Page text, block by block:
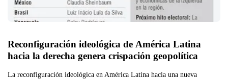
Reconfiguración ideológica de América Latina
hacia la derecha genera crispación geopolítica
La reconfiguración ideológica en América Latina hacia una nueva